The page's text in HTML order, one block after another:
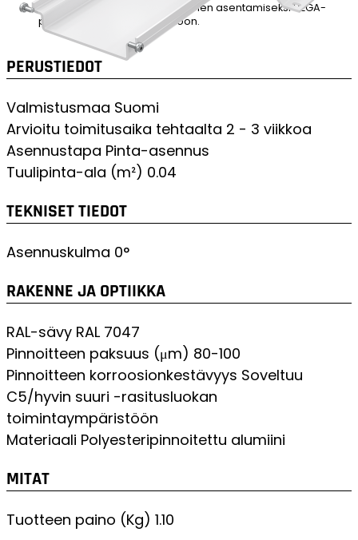
Adapteri yhden XENRE-valaisimen asentamiseksi VEGA-
perheen B100-asennuskiskoon.
PERUSTIEDOT
Valmistusmaa Suomi
Arvioitu toimitusaika tehtaalta 2 - 3 viikkoa
Asennustapa Pinta-asennus
Tuulipinta-ala (m²) 0.04
TEKNISET TIEDOT
Asennuskulma 0°
RAKENNE JA OPTIIKKA
RAL-sävy RAL 7047
Pinnoitteen paksuus (μm) 80-100
Pinnoitteen korroosionkestävyys Soveltuu
C5/hyvin suuri -rasitusluokan
toimintaympäristöön
Materiaali Polyesteripinnoitettu alumiini
MITAT
Tuotteen paino (Kg) 1.10